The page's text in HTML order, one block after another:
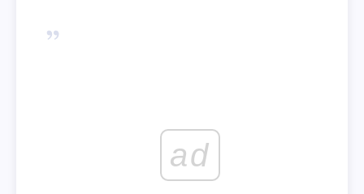
ad